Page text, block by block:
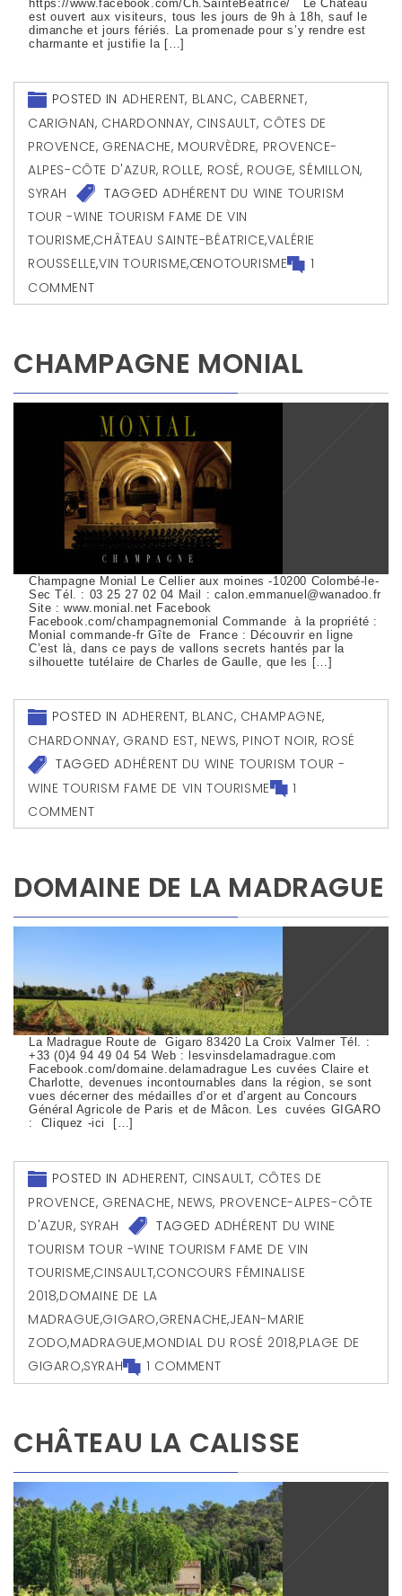
https://www.facebook.com/Ch.SainteBeatrice/ Le Château
est ouvert aux visiteurs, tous les jours de 9h à 18h, sauf le
dimanche et jours fériés. La promenade pour s’y rendre est
charmante et justifie la […]
POSTED IN ADHERENT, BLANC, CABERNET,
CARIGNAN, CHARDONNAY, CINSAULT, CÔTES DE
PROVENCE, GRENACHE, MOURVÈDRE, PROVENCE-
ALPES-CÔTE D'AZUR, ROLLE, ROSÉ, ROUGE, SÉMILLON,
SYRAH
TAGGEDADHÉRENT DU WINE TOURISM
TOUR -WINE TOURISM FAME DE VIN
TOURISME,CHÂTEAU SAINTE-BÉATRICE,VALÉRIE
ROUSSELLE,VIN TOURISME,ŒNOTOURISME
1
COMMENT
CHAMPAGNE MONIAL
Champagne Monial Le Cellier aux moines -10200 Colombé-le-
Sec Tél. : 03 25 27 02 04 Mail : calon.emmanuel@wanadoo.fr
Site : www.monial.net Facebook
Facebook.com/champagnemonial Commande à la propriété :
Monial commande-fr Gîte de France : Découvrir en ligne
C’est là, dans ce pays de vallons secrets hantés par la
silhouette tutélaire de Charles de Gaulle, que les […]
POSTED IN ADHERENT, BLANC, CHAMPAGNE,
CHARDONNAY, GRAND EST, NEWS, PINOT NOIR, ROSÉ
TAGGEDADHÉRENT DU WINE TOURISM TOUR -
WINE TOURISM FAME DE VIN TOURISME
1
COMMENT
DOMAINE DE LA MADRAGUE
La Madrague Route de Gigaro 83420 La Croix Valmer Tél. :
+33 (0)4 94 49 04 54 Web : lesvinsdelamadrague.com
Facebook.com/domaine.delamadrague Les cuvées Claire et
Charlotte, devenues incontournables dans la région, se sont
vues décerner des médailles d’or et d’argent au Concours
Général Agricole de Paris et de Mâcon. Les cuvées GIGARO
: Cliquez -ici […]
POSTED IN ADHERENT, CINSAULT, CÔTES DE
PROVENCE, GRENACHE, NEWS, PROVENCE-ALPES-CÔTE
D'AZUR, SYRAH TAGGEDADHÉRENT DU WINE
TOURISM TOUR -WINE TOURISM FAME DE VIN
TOURISME,CINSAULT,CONCOURS FÉMINALISE
2018,DOMAINE DE LA
MADRAGUE,GIGARO,GRENACHE,JEAN-MARIE
ZODO,MADRAGUE,MONDIAL DU ROSÉ 2018,PLAGE DE
GIGARO,SYRAH 1 COMMENT
CHÂTEAU LA CALISSE